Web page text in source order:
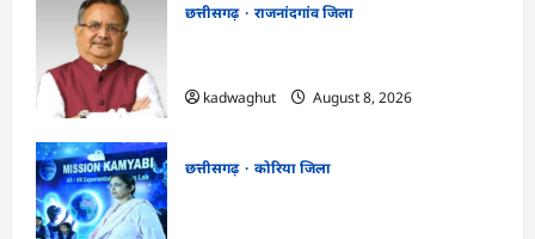
छत्तीसगढ़
राजनांदगांव जिला
kadwaghut
August 8, 2026
छत्तीसगढ़
कोरिया जिला